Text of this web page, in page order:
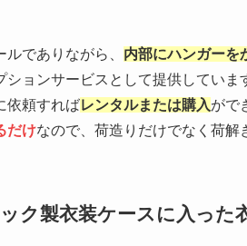
ルでありながら、 内部にハンガーを
ションサービスとして提供していま
依頼すればレンタルまたは購入がで
だけなので、荷造りだけでなく荷解
ク製衣装ケースに入った